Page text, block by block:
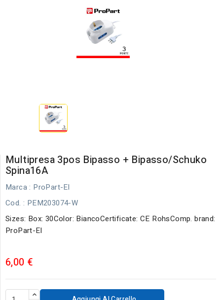
Multipresa 3pos Bipasso + Bipasso/schuko
Spina16A
Marca : ProPart-El
Cod. : PEM203074-W
Sizes: Box: 30Color: BiancoCertificate: CE RohsComp. brand:
ProPart-El
6,00 €